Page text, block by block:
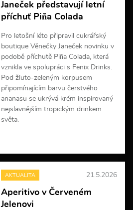
o
r
c
í
Janeček představují letní
příchuť Piña Colada
Pro letošní léto připravil cukrářský
boutique Věnečky Janeček novinku v
podobě příchutě Piña Colada, která
vznikla ve spolupráci s Fenix Drinks.
Pod žluto-zeleným korpusem
připomínajícím barvu čerstvého
ananasu se ukrývá krém inspirovaný
nejslavnějším tropickým drinkem
světa.
e
i
f
o
AKTUALITA 21.5.2026
Aperitivo v Červeném
Jelenovi